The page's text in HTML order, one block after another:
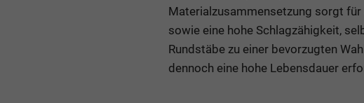
Materialzusammensetzung sorgt
sowie eine hohe Schlagzähigkeit,
Rundstäbe zu einer bevorzugten
dennoch eine hohe Lebensdauer